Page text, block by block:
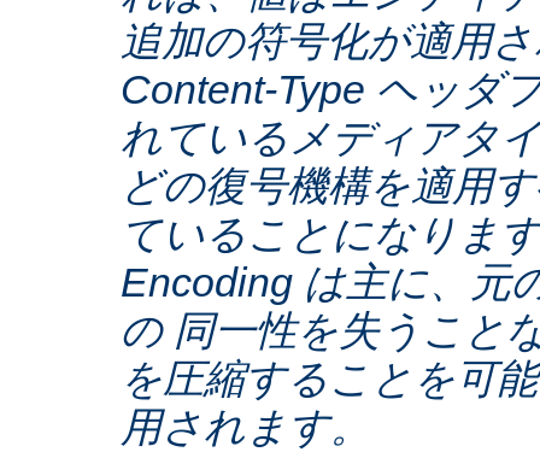
追加の符号化が適用
Content-Type ヘッダ
れているメディアタ
どの復号機構を適用
ていることになりま
Encoding は主に、元
の 同一性を失うこと
を圧縮することを可
用されます。